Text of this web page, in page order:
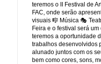
teremos o II Festival de
FAC, onde serão
visuais 🎼 Música 🎭
Feira e o festival será
teremos a oportunidade
trabalhos desenvolvidos
alunado juntos com os
bem como cores, sons,